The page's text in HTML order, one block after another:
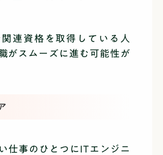
連資格を取得している人
がスムーズに進む可能性が
仕事のひとつにITエンジニ